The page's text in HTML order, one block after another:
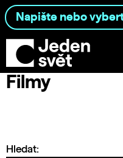
Filmy
Hledat: